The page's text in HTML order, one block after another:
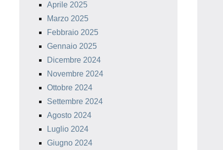
Aprile 2025
Marzo 2025
Febbraio 2025
Gennaio 2025
Dicembre 2024
Novembre 2024
Ottobre 2024
Settembre 2024
Agosto 2024
Luglio 2024
Giugno 2024